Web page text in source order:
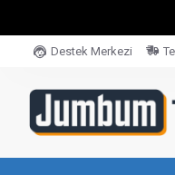
Destek Merkezi